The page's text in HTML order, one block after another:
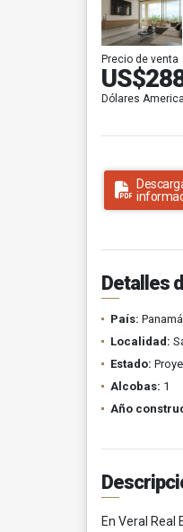
Precio de venta
Dólares
Detalles
País: Panamá
Localidad:
Estado:
Alcobas: 1
Año
En Veral